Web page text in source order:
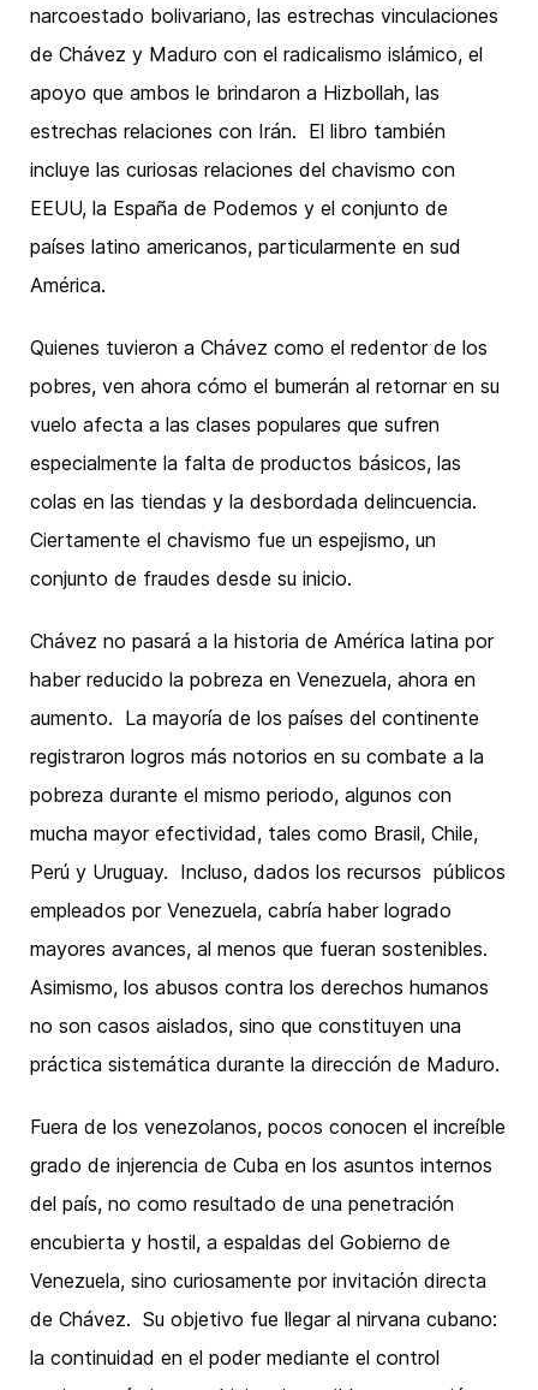
narcoestado bolivariano, las estrechas vinculaciones
de Chávez y Maduro con el radicalismo islámico, el
apoyo que ambos le brindaron a Hizbollah, las
estrechas relaciones con Irán. El libro también
incluye las curiosas relaciones del chavismo con
EEUU, la España de Podemos y el conjunto de
países latino americanos, particularmente en sud
América.
Quienes tuvieron a Chávez como el redentor de los
pobres, ven ahora cómo el bumerán al retornar en su
vuelo afecta a las clases populares que sufren
especialmente la falta de productos básicos, las
colas en las tiendas y la desbordada delincuencia.
Ciertamente el chavismo fue un espejismo, un
conjunto de fraudes desde su inicio.
Chávez no pasará a la historia de América latina por
haber reducido la pobreza en Venezuela, ahora en
aumento. La mayoría de los países del continente
registraron logros más notorios en su combate a la
pobreza durante el mismo periodo, algunos con
mucha mayor efectividad, tales como Brasil, Chile,
Perú y Uruguay. Incluso, dados los recursos públicos
empleados por Venezuela, cabría haber logrado
mayores avances, al menos que fueran sostenibles.
Asimismo, los abusos contra los derechos humanos
no son casos aislados, sino que constituyen una
práctica sistemática durante la dirección de Maduro.
Fuera de los venezolanos, pocos conocen el increíble
grado de injerencia de Cuba en los asuntos internos
del país, no como resultado de una penetración
encubierta y hostil, a espaldas del Gobierno de
Venezuela, sino curiosamente por invitación directa
de Chávez. Su objetivo fue llegar al nirvana cubano:
la continuidad en el poder mediante el control